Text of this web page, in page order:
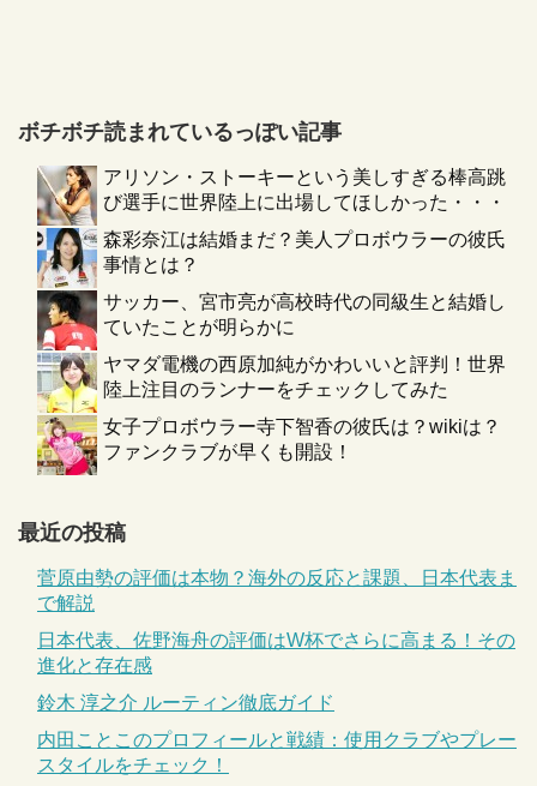
ボチボチ読まれているっぽい記事
アリソン・ストーキーという美しすぎる棒高跳
び選手に世界陸上に出場してほしかった・・・
森彩奈江は結婚まだ？美人プロボウラーの彼氏
事情とは？
サッカー、宮市亮が高校時代の同級生と結婚し
ていたことが明らかに
ヤマダ電機の西原加純がかわいいと評判！世界
陸上注目のランナーをチェックしてみた
女子プロボウラー寺下智香の彼氏は？wikiは？
ファンクラブが早くも開設！
最近の投稿
菅原由勢の評価は本物？海外の反応と課題、日本代表ま
で解説
日本代表、佐野海舟の評価はW杯でさらに高まる！その
進化と存在感
鈴木 淳之介 ルーティン徹底ガイド
内田ことこのプロフィールと戦績：使用クラブやプレー
スタイルをチェック！